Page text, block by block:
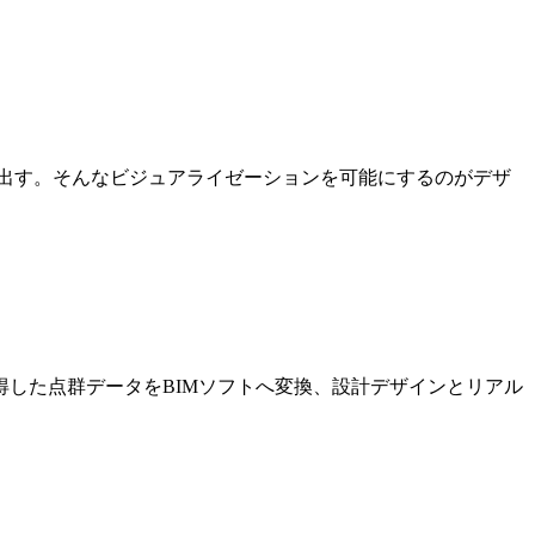
。そんなビジュアライゼーションを可能にするのがデザ
た点群データをBIMソフトへ変換、設計デザインとリアル